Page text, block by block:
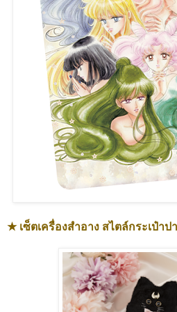
★ เซ็ตเครื่องสำอาง สไตล์กระเป๋าป